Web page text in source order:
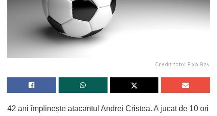
Credit foto: Pixa Bay
42 ani împlinește atacantul Andrei Cristea. A jucat de 10 ori